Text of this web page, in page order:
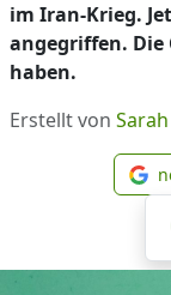
im Iran-Krieg.
angegriffen. Die
haben.
Erstellt von